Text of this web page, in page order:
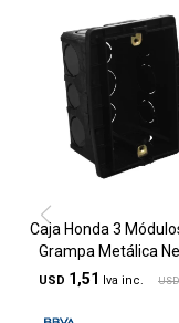
Caja Honda 3
Grampa Metálica
USD 1,51 USD